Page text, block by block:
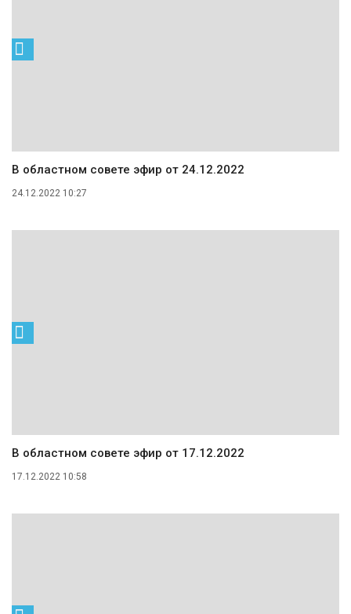
В областном совете эфир от 24.12.2022
24.12.2022 10:27
В областном совете эфир от 17.12.2022
17.12.2022 10:58